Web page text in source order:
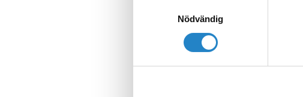
Nödvändig